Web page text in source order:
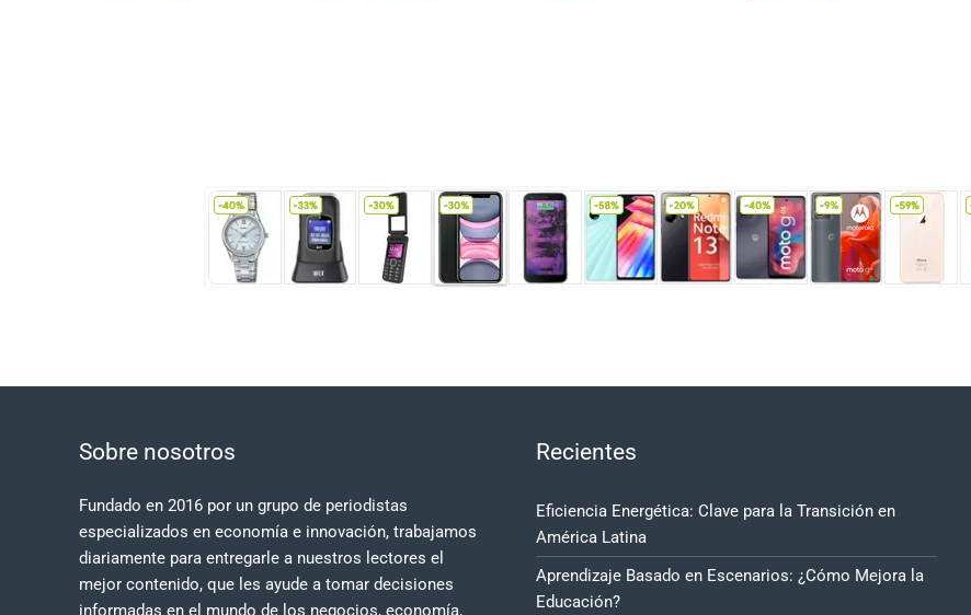
Sobre nosotros
Fundado en 2016 por un grupo de periodistas
especializados en economía e innovación, trabajamos
diariamente para entregarle a nuestros lectores el
mejor contenido, que les ayude a tomar decisiones
informadas en el mundo de los negocios, economía,
Recientes
Eficiencia Energética: Clave para la Transición en
América Latina
Aprendizaje Basado en Escenarios: ¿Cómo Mejora la
Educación?